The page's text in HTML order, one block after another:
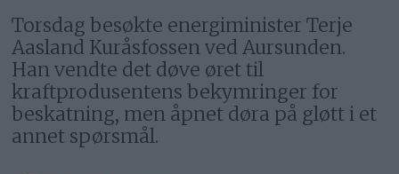
Torsdag besøkte energiminister Terje
Aasland Kuråsfossen ved Aursunden.
Han vendte det døve øret til
kraftprodusentens bekymringer for
beskatning, men åpnet døra på gløtt i et
annet spørsmål.